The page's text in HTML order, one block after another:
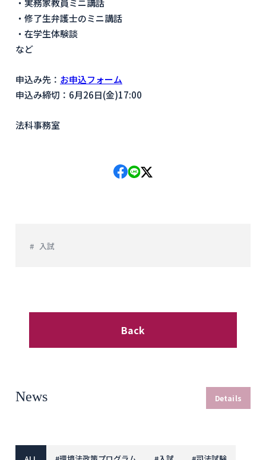
・実務家教員ミニ講話
・修了生弁護士のミニ講話
・在学生体験談
など
申込み先： お申込フォーム
申込み締切：6月26日(金)17:00
法科事務室
入試
Back
News Details